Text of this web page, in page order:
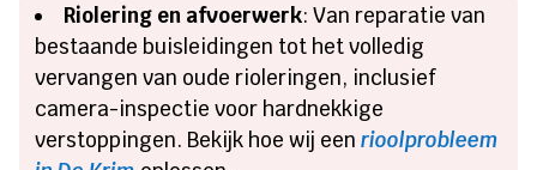
Riolering en afvoerwerk: Van reparatie van
bestaande buisleidingen tot het volledig
vervangen van oude rioleringen, inclusief
camera-inspectie voor hardnekkige
verstoppingen. Bekijk hoe wij eenrioolprobleem